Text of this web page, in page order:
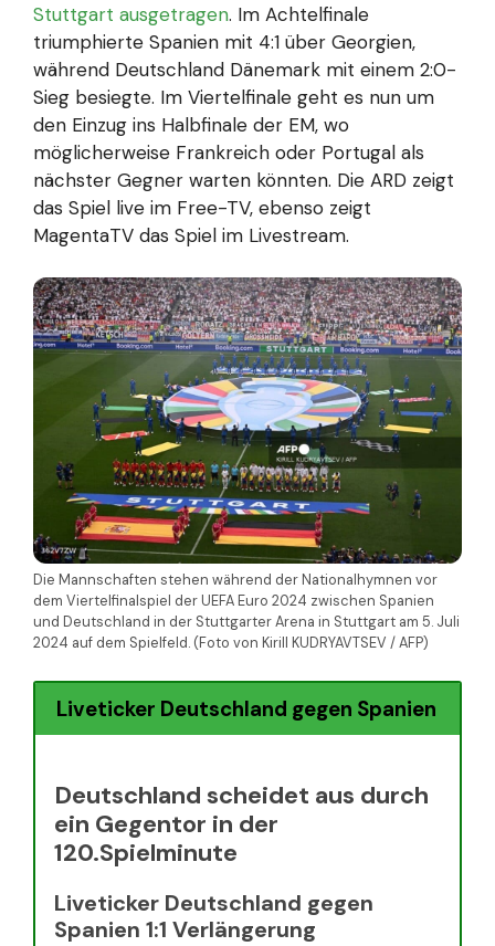
Stuttgart ausgetragen. Im Achtelfinale
triumphierte Spanien mit 4:1 über Georgien,
während Deutschland Dänemark mit einem 2:0-
Sieg besiegte. Im Viertelfinale geht es nun um
den Einzug ins Halbfinale der EM, wo
möglicherweise Frankreich oder Portugal als
nächster Gegner warten könnten. Die ARD zeigt
das Spiel live im Free-TV, ebenso zeigt
MagentaTV das Spiel im Livestream.
Die Mannschaften stehen während der Nationalhymnen vor
dem Viertelfinalspiel der UEFA Euro 2024 zwischen Spanien
und Deutschland in der Stuttgarter Arena in Stuttgart am 5. Juli
2024 auf dem Spielfeld. (Foto von Kirill KUDRYAVTSEV / AFP)
Liveticker Deutschland gegen Spanien
Deutschland scheidet aus durch
ein Gegentor in der
120.Spielminute
Liveticker Deutschland gegen
Spanien 1:1 Verlängerung